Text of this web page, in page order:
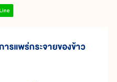
รแพร่กระจายของข้าว